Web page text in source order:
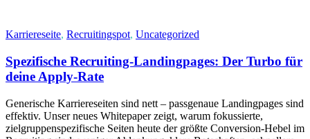
Karriereseite, Recruitingspot, Uncategorized
Spezifische Recruiting-Landingpages: Der Turbo für
deine Apply-Rate
Generische Karriereseiten sind nett – passgenaue Landingpages sind
effektiv. Unser neues Whitepaper zeigt, warum fokussierte,
zielgruppenspezifische Seiten heute der größte Conversion‑Hebel im